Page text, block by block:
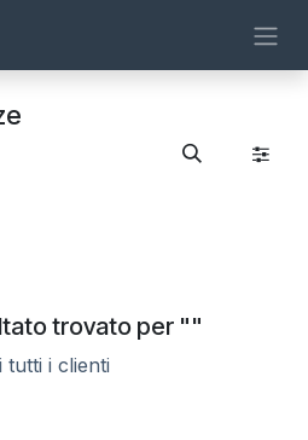
trovato per ""
tutti i clienti